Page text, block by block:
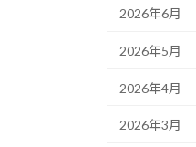
2026年6月
2026年5月
2026年4月
2026年3月